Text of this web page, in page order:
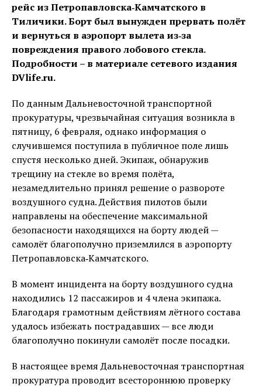
рейс из Петропавловска‑Камчатского в
Тиличики. Борт был вынужден прервать полёт
и вернуться в аэропорт вылета из‑за
повреждения правого лобового стекла.
Подробности – в материале сетевого издания
DVlife.ru.
По данным Дальневосточной транспортной
прокуратуры, чрезвычайная ситуация возникла в
пятницу, 6 февраля, однако информация о
случившемся поступила в публичное поле лишь
спустя несколько дней. Экипаж, обнаружив
трещину на стекле во время полёта,
незамедлительно принял решение о развороте
воздушного судна. Действия пилотов были
направлены на обеспечение максимальной
безопасности находящихся на борту людей —
самолёт благополучно приземлился в аэропорту
Петропавловска‑Камчатского.
В момент инцидента на борту воздушного судна
находились 12 пассажиров и 4 члена экипажа.
Благодаря грамотным действиям лётного состава
удалось избежать пострадавших — все люди
благополучно покинули самолёт после посадки.
В настоящее время Дальневосточная транспортная
прокуратура проводит всестороннюю проверку